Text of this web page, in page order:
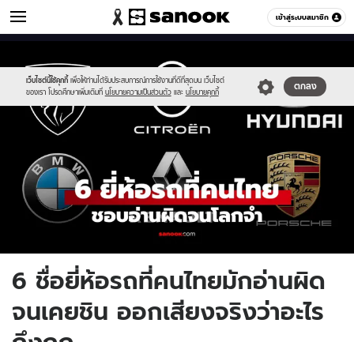
เข้าสู่ระบบสมาชิก
รถยนต์ หมวดอื่นๆ
เว็บไซต์นี้ใช้คุกกี้ เพื่อให้ท่านได้รับประสบการณ์การใช้งานที่ดีที่สุดบน เว็บไซต์
ของเรา โปรดศึกษาเพิ่มเติมที่ นโยบายความเป็นส่วนตัว และ นโยบายคุกกี้
ตกลง
new-
sanook.png
6 ชื่อยี่ห้อรถที่คนไทยมักอ่านผิด
จนเคยชิน ออกเสียงจริงว่าอะไร